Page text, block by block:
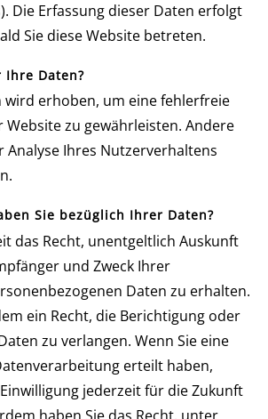
Die Erfassung dieser Daten erfolgt
Sie diese Website betreten.
Daten?
wird erhoben, um eine fehlerfreie
zu gewährleisten. Andere
Analyse Ihres Nutzerverhaltens
Sie bezüglich Ihrer Daten?
das Recht, unentgeltlich Auskunft
und Zweck Ihrer
Daten zu erhalten.
ein Recht, die Berichtigung oder
zu verlangen. Wenn Sie eine
erteilt haben,
jederzeit für die Zukunft
haben Sie das Recht, unter